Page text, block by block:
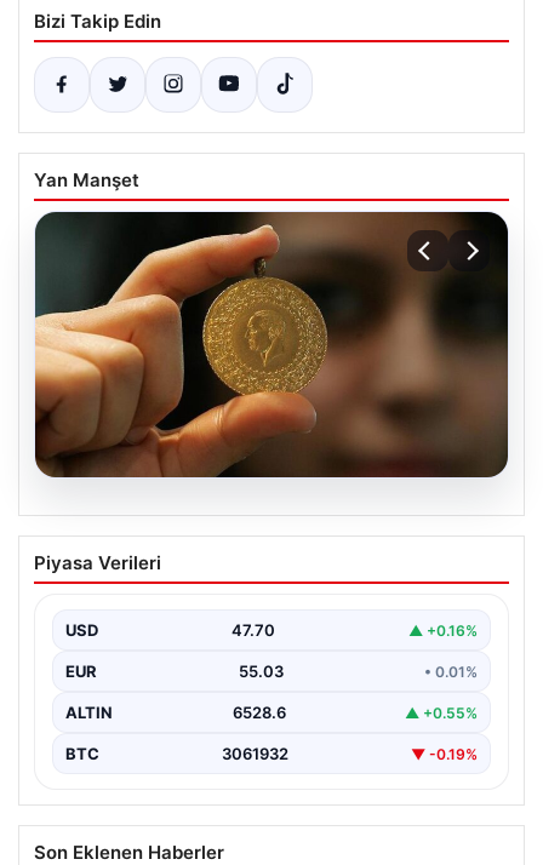
Bizi Takip Edin
Yan Manşet
06.08.2026
22 Mayıs 2026 Güncel Altın Fiyatları ve
Analizi
hareketlilik yatırımcıların ve ilgili piyasa uzmanlarının
en…
Piyasa Verileri
USD 47.70 ▲ +0.16%
EUR 55.03 • 0.01%
ALTIN 6528.6 ▲ +0.55%
BTC 3061932 ▼ -0.19%
Son Eklenen Haberler